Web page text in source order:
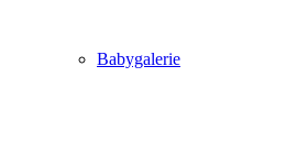
Babygalerie